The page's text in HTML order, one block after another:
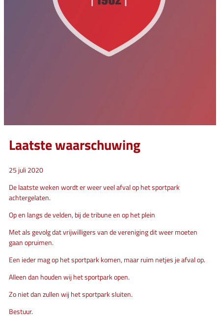
Laatste waarschuwing
25 juli 2020
De laatste weken wordt er weer veel afval op het sportpark
achtergelaten.
Op en langs de velden, bij de tribune en op het plein
Met als gevolg dat vrijwilligers van de vereniging dit weer moeten
gaan opruimen.
Een ieder mag op het sportpark komen, maar ruim netjes je afval op.
Alleen dan houden wij het sportpark open.
Zo niet dan zullen wij het sportpark sluiten.
Bestuur.